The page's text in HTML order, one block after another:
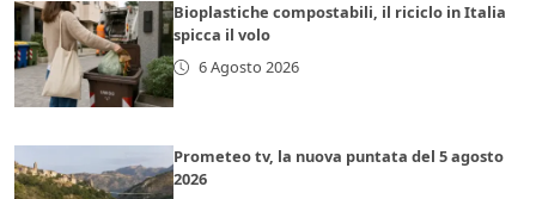
Bioplastiche compostabili, il riciclo in Italia
spicca il volo
6 Agosto 2026
Prometeo tv, la nuova puntata del 5 agosto
2026